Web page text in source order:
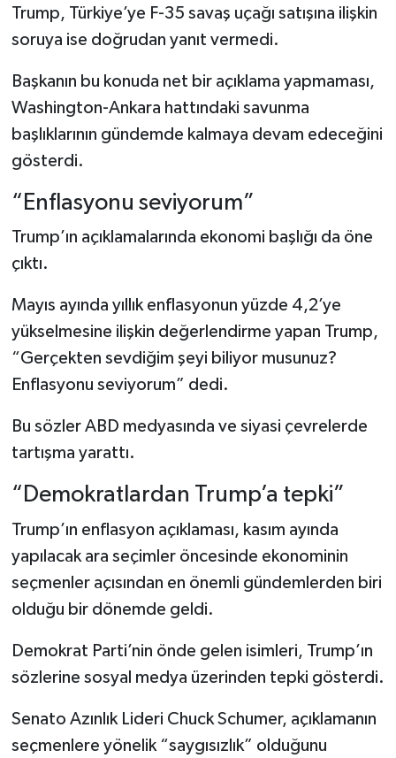
Trump, Türkiye’ye F-35 savaş uçağı satışına ilişkin
soruya ise doğrudan yanıt vermedi.
Başkanın bu konuda net bir açıklama yapmaması,
Washington-Ankara hattındaki savunma
başlıklarının gündemde kalmaya devam edeceğini
gösterdi.
“Enflasyonu seviyorum”
Trump’ın açıklamalarında ekonomi başlığı da öne
çıktı.
Mayıs ayında yıllık enflasyonun yüzde 4,2’ye
yükselmesine ilişkin değerlendirme yapan Trump,
“Gerçekten sevdiğim şeyi biliyor musunuz?
Enflasyonu seviyorum” dedi.
Bu sözler ABD medyasında ve siyasi çevrelerde
tartışma yarattı.
“Demokratlardan Trump’a tepki”
Trump’ın enflasyon açıklaması, kasım ayında
yapılacak ara seçimler öncesinde ekonominin
seçmenler açısından en önemli gündemlerden biri
olduğu bir dönemde geldi.
Demokrat Parti’nin önde gelen isimleri, Trump’ın
sözlerine sosyal medya üzerinden tepki gösterdi.
Senato Azınlık Lideri Chuck Schumer, açıklamanın
seçmenlere yönelik “saygısızlık” olduğunu